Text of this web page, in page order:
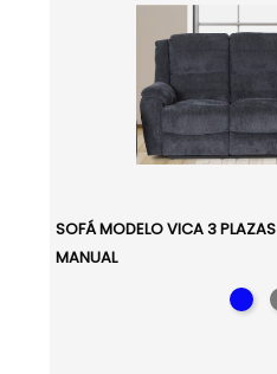
SOFÁ MODELO VICA 3 PLAZAS
MANUAL